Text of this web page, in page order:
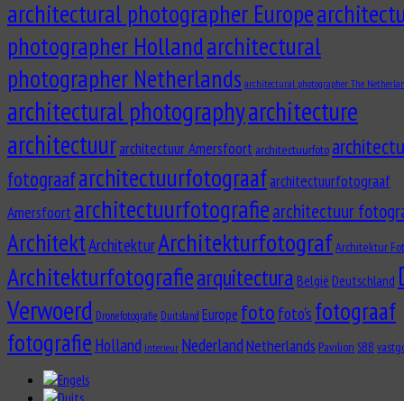
architectural photographer Europe
photographer Hollandarchitectural
photographer Netherlands architectural photographer The
architectural photographyarchitecture
architectuurarchitectuur Amersfoort architectuurfoto
fotograafarchitectuurfotograafarchitectuurfotograaf
Amersfoortarchitectuurfotografiearchitectuur
ArchitektArchitekturArchitekturfotografArchitektur
Architekturfotografiearquitectura België Deutschland
Verwoerd Dronefotografie Duitsland Europe foto foto's fotograaf
fotografie Holland interieur NederlandNetherlands Pavilion SBB